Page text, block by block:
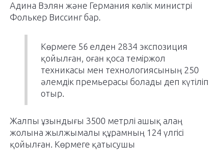
Адина Вэлян және Германия көлік министрі
Фолькер Виссинг бар.
Көрмеге 56 елден 2834 экспозиция
қойылған, оған қоса теміржол
техникасы мен технологиясының 250
әлемдік премьерасы болады деп күтіліп
отыр.
Жалпы ұзындығы 3500 метрлі ашық алаң
жолына жылжымалы құрамның 124 үлгісі
қойылған. Көрмеге қатысушы